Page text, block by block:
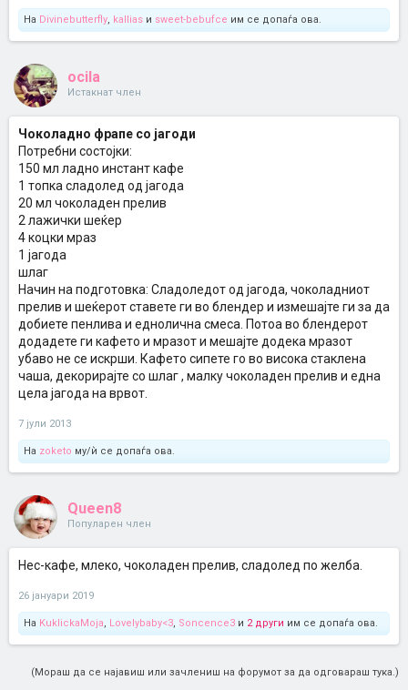
На Divinebutterfly, kallias и sweet-bebufce им се допаѓа ова.
ocila
Истакнат член
Чоколадно фрапе со јагоди
Потребни состојки:
150 мл ладно инстант кафе
1 топка сладолед од јагода
20 мл чоколаден прелив
2 лажички шеќер
4 коцки мраз
1 јагода
шлаг
Начин на подготовка: Сладоледот од јагода, чоколадниот
прелив и шеќерот ставете ги во блендер и измешајте ги за да
добиете пенлива и еднолична смеса. Потоа во блендерот
додадете ги кафето и мразот и мешајте додека мразот
убаво не се искрши. Кафето сипете го во висока стаклена
чаша, декорирајте со шлаг , малку чоколаден прелив и една
цела јагода на врвот.
7 јули 2013
На zoketo му/ѝ се допаѓа ова.
Queen8
Популарен член
Нес-кафе, млеко, чоколаден прелив, сладолед по желба.
26 јануари 2019
На KuklickaMoja, Lovelybaby<3, Soncence3 и 2 други им се допаѓа ова.
(Мораш да се најавиш или зачлениш на форумот за да одговараш тука.)